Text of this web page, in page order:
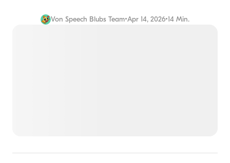
Von Speech Blubs Team•Apr 14, 2026•14 Min.